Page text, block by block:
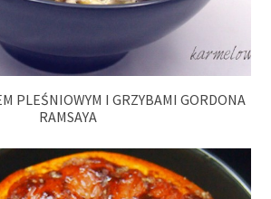
PLEŚNIOWYM I GRZYBAMI GORDONA
RAMSAYA